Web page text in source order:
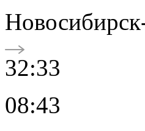
32:33
08:43